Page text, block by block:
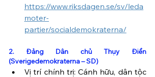
https://www.riksdagen.se/sv/leda
moter-
partier/socialdemokraterna/
2. Đảng Dân chủ Thụy Điển
(Sverigedemokraterna – SD)
Vị trí chính trị: Cánh hữu, dân tộc